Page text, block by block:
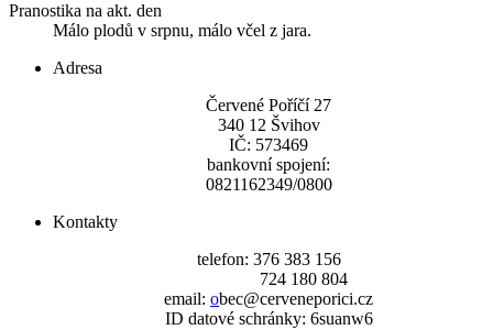
Pranostika na akt. den
Málo plodů v srpnu, málo včel z jara.
Adresa
Červené Poříčí 27
340 12 Švihov
IČ: 573469
bankovní spojení:
0821162349/0800
Kontakty
telefon: 376 383 156
724 180 804
email: obec@cerveneporici.cz
ID datové schránky: 6suanw6